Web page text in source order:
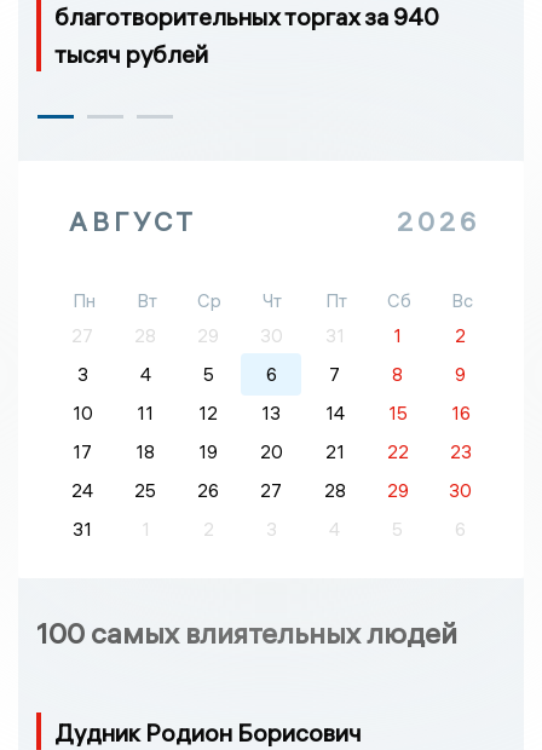
благотворительных торгах за 940
тысяч рублей
АВГУСТ 2026
Пн Вт Ср Чт Пт Сб
Вс
27
28 29 30 31 1
2
3
4 5 6 7 8
9
10
11 12 13 14 15
16
17
18 19 20 21 22
23
24
25 26 27 28 29
30
31
1 2 3 4 5 6
100 самых влиятельных людей
Дудник Родион Борисович